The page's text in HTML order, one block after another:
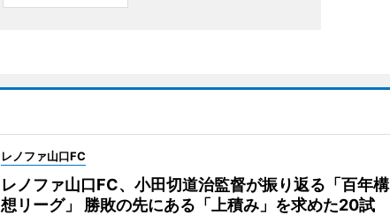
レノファ山口FC
レノファ山口FC、小田切道治監督が振り返る「百年構
想リーグ」 勝敗の先にある「上積み」を求めた20試